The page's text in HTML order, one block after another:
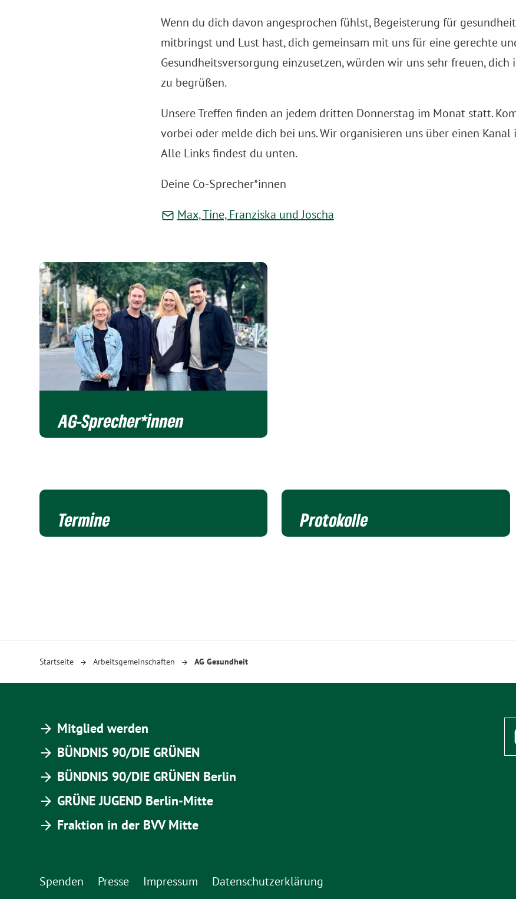
Wenn du dich davon angesprochen fühlst, Begeisterung für
mitbringst und Lust hast, dich gemeinsam mit uns für eine gerechte
Gesundheitsversorgung einzusetzen, würden wir uns sehr freuen, dich
zu begrüßen.
Unsere Treffen finden an jedem dritten Donnerstag im Monat statt.
vorbei oder melde dich bei uns. Wir organisieren uns über einen Kanal
Alle Links findest du unten.
Deine Co-Sprecher*innen
Max, Tine, Franziska und Joscha
AG-Sprecher*innen
Termine Protokolle
Startseite Arbeitsgemeinschaften AG Gesundheit
Mitglied werden
BÜNDNIS 90/DIE GRÜNEN
BÜNDNIS 90/DIE GRÜNEN Berlin
GRÜNE JUGEND Berlin-Mitte
Fraktion in der BVV Mitte
Spenden Presse Impressum Datenschutzerklärung